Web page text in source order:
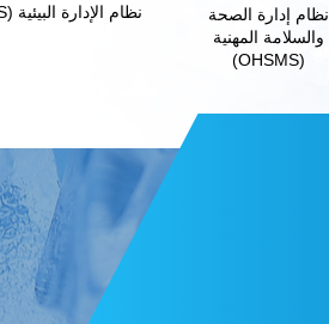
نظام إدارة الصحة
والسلامة المهنية
(OHSMS)
نظام الإدارة البيئية (EMS)